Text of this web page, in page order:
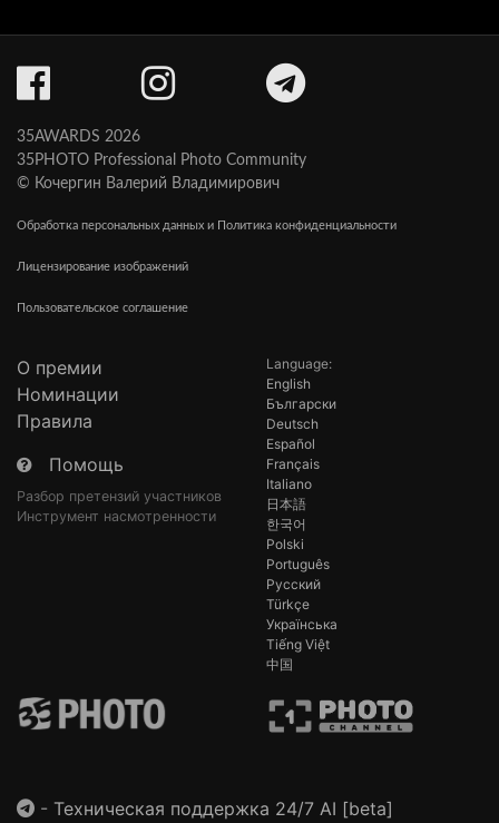
35AWARDS 2026
35PHOTO Professional Photo Community
© Кочергин Валерий Владимирович
Обработка персональных данных и Политика конфиденциальности
Лицензирование изображений
Пользовательское соглашение
О премии
Номинации
Правила
Помощь
Разбор претензий участников
Инструмент насмотренности
Language:
English
Български
Deutsch
Español
Français
Italiano
日本語
한국어
Polski
Português
Русский
Türkçe
Українська
Tiếng Việt
中国
- Техническая поддержка 24/7 AI [beta]